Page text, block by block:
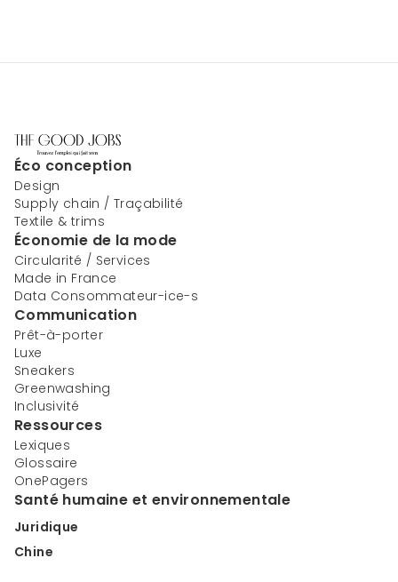
Éco conception
Design
Supply chain / Traçabilité
Textile & trims
Économie de la mode
Circularité / Services
Made in France
Data Consommateur-ice-s
Communication
Prêt-à-porter
Luxe
Sneakers
Greenwashing
Inclusivité
Ressources
Lexiques
Glossaire
OnePagers
Santé humaine et environnementale
Juridique
Chine